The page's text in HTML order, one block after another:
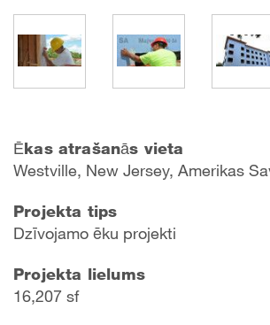
Ēkas atrašanās vieta
Westville, New Jersey, Amerikas
Projekta tips
Dzīvojamo ēku projekti
Projekta lielums
16,207 sf